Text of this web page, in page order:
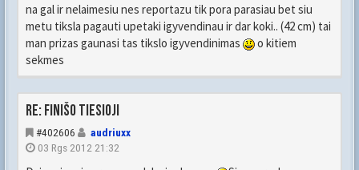
na gal ir nelaimesiu nes reportazu tik pora parasiau bet siu
metu tiksla pagauti upetaki igyvendinau ir dar koki.. (42 cm) tai
man prizas gaunasi tas tikslo igyvendinimas
o kitiem
sekmes
Re: FINIŠO TIESIOJI
#402606
audriuxx
03 Rgs 2012 21:32